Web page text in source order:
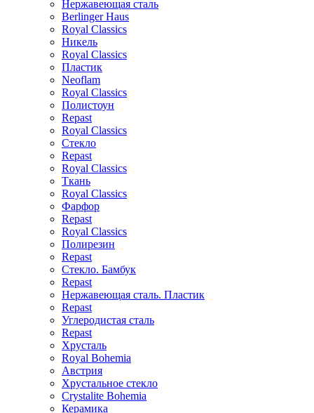
Нержавеющая сталь
Berlinger Haus
Royal Classics
Никель
Royal Classics
Пластик
Neoflam
Royal Classics
Полистоун
Repast
Royal Classics
Стекло
Repast
Royal Classics
Ткань
Royal Classics
Фарфор
Repast
Royal Classics
Полирезин
Repast
Стекло. Бамбук
Repast
Нержавеющая сталь. Пластик
Repast
Углеродистая сталь
Repast
Хрусталь
Royal Bohemia
Австрия
Хрустальное стекло
Crystalite Bohemia
Керамика